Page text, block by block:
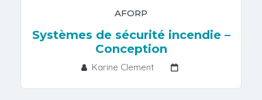
AFORP
Systèmes de sécurité incendie –
Conception
Karine Clement